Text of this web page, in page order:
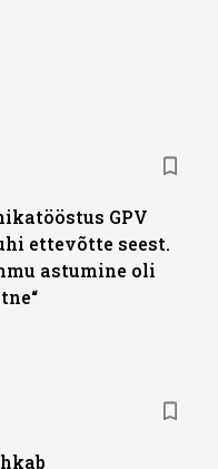
GPV
ettevõtte seest.
astumine oli